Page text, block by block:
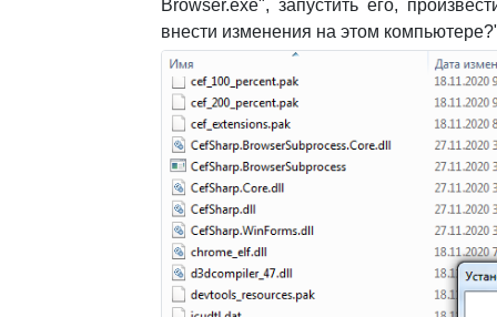
Browser.exe", запустить его,
внести изменения на этом